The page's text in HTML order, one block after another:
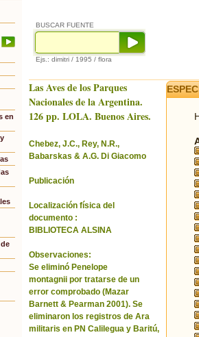
en
BUSCAR FUENTE
Ejs.: dimitri / 1995 / flora
Las Aves de los Parques
Nacionales de la Argentina.
126 pp. LOLA. Buenos Aires.
Chebez, J.C., Rey, N.R.,
Babarskas & A.G. Di Giacomo
Publicación
Localización física del
documento :
BIBLIOTECA ALSINA
Observaciones:
Se eliminó Penelope
montagnii por tratarse de un
error comprobado (Mazar
Barnett & Pearman 2001). Se
eliminaron los registros de Ara
militaris en PN Calilegua y Baritú,